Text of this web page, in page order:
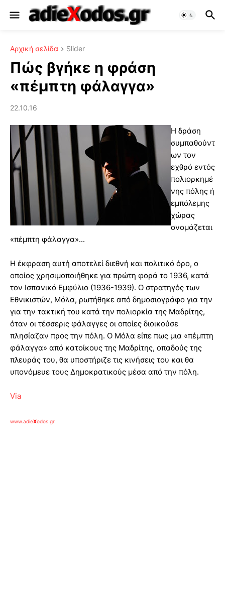
Αρχική σελίδα Slider
Πώς βγήκε η φράση
«πέμπτη φάλαγγα»
22.10.16
Η δράση
συμπαθούντ
ων τον
εχθρό εντός
πολιορκημέ
νης πόλης ή
εμπόλεμης
χώρας
ονομάζεται
«πέμπτη φάλαγγα»...
Η έκφραση αυτή αποτελεί διεθνή και πολιτικό όρο, ο
οποίος χρησιμοποιήθηκε για πρώτη φορά το 1936, κατά
τον Ισπανικό Εμφύλιο (1936-1939). Ο στρατηγός των
Εθνικιστών, Μόλα, ρωτήθηκε από δημοσιογράφο για την
για την τακτική του κατά την πολιορκία της Μαδρίτης,
όταν οι τέσσερις φάλαγγες οι οποίες διοικούσε
πλησίαζαν προς την πόλη. Ο Μόλα είπε πως μια «πέμπτη
φάλαγγα» από κατοίκους της Μαδρίτης, οπαδούς της
πλευράς του, θα υποστήριζε τις κινήσεις του και θα
υπονόμευε τους Δημοκρατικούς μέσα από την πόλη.
Via
www.adieXodos.gr